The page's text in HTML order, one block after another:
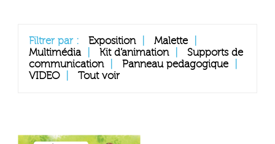
Filtrer par :Exposition|Malette
Multimédia|Kit d’animation|Supports de
communication|Panneau pedagogique
VIDEO|Tout voir